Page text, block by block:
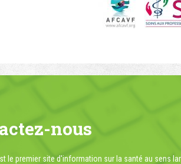
nous
le premier site d'information sur la santé au sens